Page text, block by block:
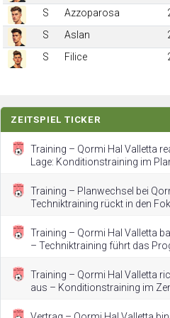
S Azzoparosa
S
Aslan
S
Filice
ZEITSPIEL TICKER
Training – Qormi Hal Valletta
Lage: Konditionstraining im
Training – Planwechsel bei
Techniktraining rückt in den
Training – Qormi Hal Valletta
– Techniktraining führt das
Training – Qormi Hal Valletta
aus – Konditionstraining im